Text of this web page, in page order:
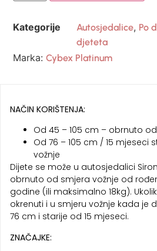
Kategorije Autosjedalice, Po
djeteta
Marka:Cybex Platinum
NAČIN KORIŠTENJA:
Od 45 – 105 cm – obrnuto
Od 76 – 105 cm / 15 mjeseci
vožnje
Dijete se može u autosjedalici
obrnuto od smjera vožnje od
godine (ili maksimalno 18kg).
okrenuti i u smjeru vožnje kada je
76 cm i starije od 15 mjeseci.
ZNAČAJKE: